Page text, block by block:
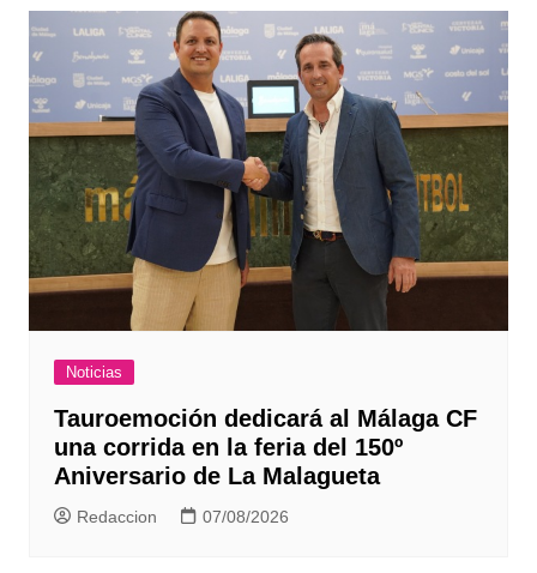
Noticias
Tauroemoción dedicará al Málaga CF
una corrida en la feria del 150º
Aniversario de La Malagueta
Redaccion 07/08/2026